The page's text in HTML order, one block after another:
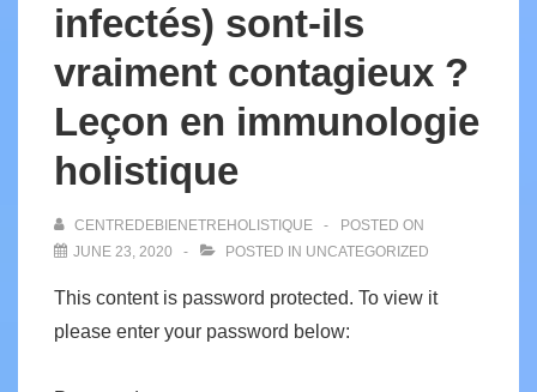
infectés) sont-ils
vraiment contagieux ?
Leçon en immunologie
holistique
CENTREDEBIENETREHOLISTIQUE
POSTED ON
JUNE 23, 2020
POSTED IN UNCATEGORIZED
This content is password protected. To view it
please enter your password below: